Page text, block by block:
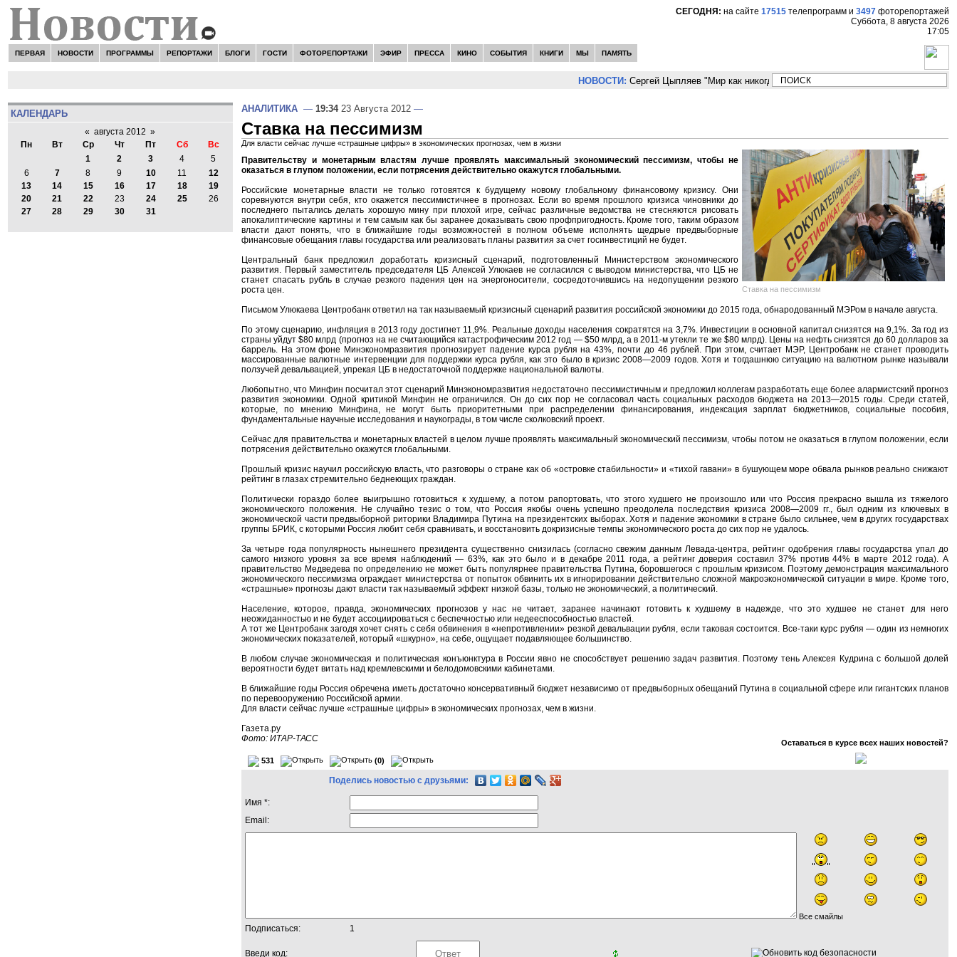
СЕГОДНЯ: на сайте 17515 телепрограмм и 3497 фоторепортажей
Суббота, 8 августа 2026
17:05
ПЕРВАЯ НОВОСТИ ПРОГРАММЫ РЕПОРТАЖИ БЛОГИ ГОСТИ ФОТОРЕПОРТАЖИ ЭФИР ПРЕССА КИНО СОБЫТИЯ КНИГИ МЫ ПАМЯТЬ
НОВОСТИ: Сергей Цыпляев "Мир как никогда близко стоит к угрозе третьей мировой
КАЛЕНДАРЬ
« августа 2012 »
Пн
Вт Ср Чт Пт Сб
Вс
1
2 3 4
5
6
7 8 9 10 11
12
13
14 15 16 17 18
19
20
21 22 23 24 25
26
27
28 29 30 31
АНАЛИТИКА — 19:3423 Августа 2012 —
Ставка на пессимизм
Для власти сейчас лучше «страшные цифры» в экономических прогнозах, чем в жизни
Ставка на пессимизм
Правительству и монетарным властям лучше проявлять максимальный экономический пессимизм, чтобы не
оказаться в глупом положении, если потрясения действительно окажутся глобальными.
Российские монетарные власти не только готовятся к будущему новому глобальному финансовому кризису. Они
соревнуются внутри себя, кто окажется пессимистичнее в прогнозах. Если во время прошлого кризиса чиновники до
последнего пытались делать хорошую мину при плохой игре, сейчас различные ведомства не стесняются рисовать
апокалиптические картины и тем самым как бы заранее доказывать свою профпригодность. Кроме того, таким образом
власти дают понять, что в ближайшие годы возможностей в полном объеме исполнять щедрые предвыборные
финансовые обещания главы государства или реализовать планы развития за счет госинвестиций не будет.
Центральный банк предложил доработать кризисный сценарий, подготовленный Министерством экономического
развития. Первый заместитель председателя ЦБ Алексей Улюкаев не согласился с выводом министерства, что ЦБ не
станет спасать рубль в случае резкого падения цен на энергоносители, сосредоточившись на недопущении резкого
роста цен.
Письмом Улюкаева Центробанк ответил на так называемый кризисный сценарий развития российской экономики до 2015 года, обнародованный МЭРом в начале августа.
По этому сценарию, инфляция в 2013 году достигнет 11,9%. Реальные доходы населения сократятся на 3,7%. Инвестиции в основной капитал снизятся на 9,1%. За год из
страны уйдут $80 млрд (прогноз на не считающийся катастрофическим 2012 год — $50 млрд, а в 2011-м утекли те же $80 млрд). Цены на нефть снизятся до 60 долларов за
баррель. На этом фоне Минэкономразвития прогнозирует падение курса рубля на 43%, почти до 46 рублей. При этом, считает МЭР, Центробанк не станет проводить
массированные валютные интервенции для поддержки курса рубля, как это было в кризис 2008—2009 годов. Хотя и тогдашнюю ситуацию на валютном рынке называли
ползучей девальвацией, упрекая ЦБ в недостаточной поддержке национальной валюты.
Любопытно, что Минфин посчитал этот сценарий Минэкономразвития недостаточно пессимистичным и предложил коллегам разработать еще более алармистский прогноз
развития экономики. Одной критикой Минфин не ограничился. Он до сих пор не согласовал часть социальных расходов бюджета на 2013—2015 годы. Среди статей,
которые, по мнению Минфина, не могут быть приоритетными при распределении финансирования, индексация зарплат бюджетников, социальные пособия,
фундаментальные научные исследования и наукограды, в том числе сколковский проект.
Сейчас для правительства и монетарных властей в целом лучше проявлять максимальный экономический пессимизм, чтобы потом не оказаться в глупом положении, если
потрясения действительно окажутся глобальными.
Прошлый кризис научил российскую власть, что разговоры о стране как об «островке стабильности» и «тихой гавани» в бушующем море обвала рынков реально снижают
рейтинг в глазах стремительно беднеющих граждан.
Политически гораздо более выигрышно готовиться к худшему, а потом рапортовать, что этого худшего не произошло или что Россия прекрасно вышла из тяжелого
экономического положения. Не случайно тезис о том, что Россия якобы очень успешно преодолела последствия кризиса 2008—2009 гг., был одним из ключевых в
экономической части предвыборной риторики Владимира Путина на президентских выборах. Хотя и падение экономики в стране было сильнее, чем в других государствах
группы БРИК, с которыми Россия любит себя сравнивать, и восстановить докризисные темпы экономического роста до сих пор не удалось.
За четыре года популярность нынешнего президента существенно снизилась (согласно свежим данным Левада-центра, рейтинг одобрения главы государства упал до
самого низкого уровня за все время наблюдений — 63%, как это было и в декабре 2011 года, а рейтинг доверия составил 37% против 44% в марте 2012 года). А
правительство Медведева по определению не может быть популярнее правительства Путина, боровшегося с прошлым кризисом. Поэтому демонстрация максимального
экономического пессимизма ограждает министерства от попыток обвинить их в игнорировании действительно сложной макроэкономической ситуации в мире. Кроме того,
«страшные» прогнозы дают власти так называемый эффект низкой базы, только не экономический, а политический.
Население, которое, правда, экономических прогнозов у нас не читает, заранее начинают готовить к худшему в надежде, что это худшее не станет для него
неожиданностью и не будет ассоциироваться с беспечностью или недееспособностью властей.
А тот же Центробанк загодя хочет снять с себя обвинения в «непротивлении» резкой девальвации рубля, если таковая состоится. Все-таки курс рубля — один из немногих
экономических показателей, который «шкурно», на себе, ощущает подавляющее большинство.
В любом случае экономическая и политическая конъюнктура в России явно не способствует решению задач развития. Поэтому тень Алексея Кудрина с большой долей
вероятности будет витать над кремлевскими и белодомовскими кабинетами.
В ближайшие годы Россия обречена иметь достаточно консервативный бюджет независимо от предвыборных обещаний Путина в социальной сфере или гигантских планов
по перевооружению Российской армии.
Для власти сейчас лучше «страшные цифры» в экономических прогнозах, чем в жизни.
Газета.ру
Фото: ИТАР-ТАСС
Оставаться в курсе всех наших новостей?
531 (0)
Поделись новостью с друзьями:
Имя *:
Email:
Все смайлы
Подписаться: 1
Введи код: